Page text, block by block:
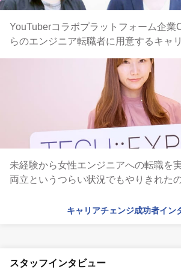
YouTuberコラボプラットフォーム企業
らのエンジニア転職者に用意するキャ
未経験から女性エンジニアへの転職を
両立というつらい状況でもやりきれた
キャリアチェンジ成功者イン
スタッフインタビュー